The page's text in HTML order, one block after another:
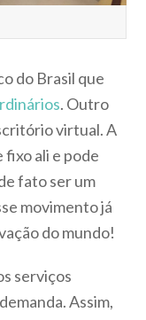
do Brasil que
. Outro
virtual. A
ali e pode
fato ser um
movimento já
do mundo!
serviços
Assim,